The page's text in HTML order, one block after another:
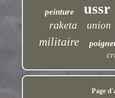
peinture
ussr
raketa union
militaire
Page